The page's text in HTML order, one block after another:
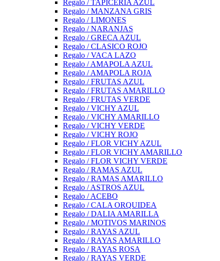
Regalo / TAPICERIA AZUL
Regalo / MANZANA GRIS
Regalo / LIMONES
Regalo / NARANJAS
Regalo / GRECA AZUL
Regalo / CLASICO ROJO
Regalo / VACA LAZO
Regalo / AMAPOLA AZUL
Regalo / AMAPOLA ROJA
Regalo / FRUTAS AZUL
Regalo / FRUTAS AMARILLO
Regalo / FRUTAS VERDE
Regalo / VICHY AZUL
Regalo / VICHY AMARILLO
Regalo / VICHY VERDE
Regalo / VICHY ROJO
Regalo / FLOR VICHY AZUL
Regalo / FLOR VICHY AMARILLO
Regalo / FLOR VICHY VERDE
Regalo / RAMAS AZUL
Regalo / RAMAS AMARILLO
Regalo / ASTROS AZUL
Regalo / ACEBO
Regalo / CALA ORQUIDEA
Regalo / DALIA AMARILLA
Regalo / MOTIVOS MARINOS
Regalo / RAYAS AZUL
Regalo / RAYAS AMARILLO
Regalo / RAYAS ROSA
Regalo / RAYAS VERDE